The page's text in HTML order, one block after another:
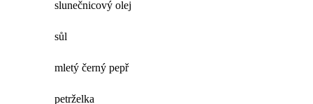
slunečnicový olej
sůl
mletý černý pepř
petrželka